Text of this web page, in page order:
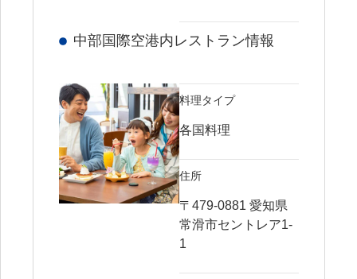
中部国際空港内レストラン情報
料理タイプ
各国料理
住所
〒479-0881 愛知県
常滑市セントレア1-
1